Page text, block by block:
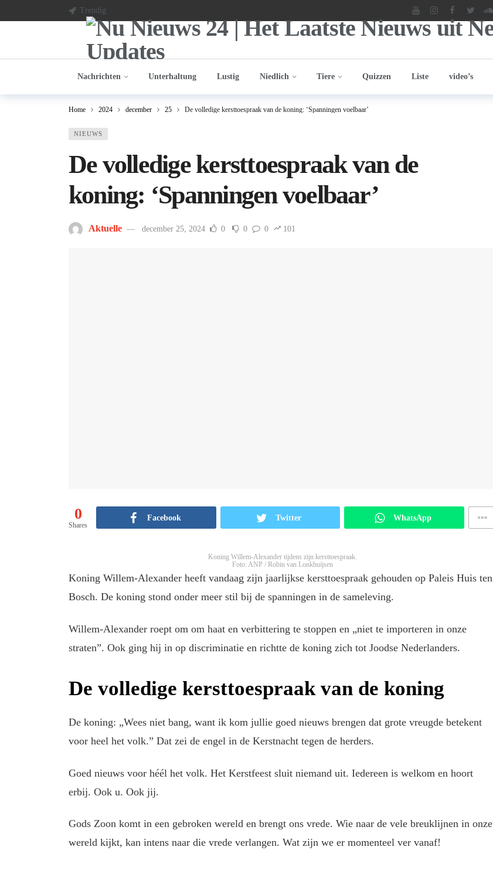
Trendig
Nachrichten Unterhaltung Lustig Niedlich Tiere Quizzen Liste video’s
Home 2024 december 25 De volledige kersttoespraak van de koning: ‘Spanningen voelbaar’
NIEUWS
De volledige kersttoespraak van de
koning: ‘Spanningen voelbaar’
Aktuelle december 25, 2024 0 0 0 101
0
Shares
Facebook Twitter WhatsApp
Koning Willem-Alexander tijdens zijn kersttoespraak.
Foto: ANP / Robin van Lonkhuijsen
Koning Willem-Alexander heeft vandaag zijn jaarlijkse kersttoespraak gehouden op Paleis Huis ten
Bosch. De koning stond onder meer stil bij de spanningen in de sameleving.
Willem-Alexander roept om om haat en verbittering te stoppen en „niet te importeren in onze
straten”. Ook ging hij in op discriminatie en richtte de koning zich tot Joodse Nederlanders.
De volledige kersttoespraak van de koning
De koning: „Wees niet bang, want ik kom jullie goed nieuws brengen dat grote vreugde betekent
voor heel het volk.” Dat zei de engel in de Kerstnacht tegen de herders.
Goed nieuws voor héél het volk. Het Kerstfeest sluit niemand uit. Iedereen is welkom en hoort
erbij. Ook u. Ook jij.
Gods Zoon komt in een gebroken wereld en brengt ons vrede. Wie naar de vele breuklijnen in onze
wereld kijkt, kan intens naar die vrede verlangen. Wat zijn we er momenteel ver vanaf!